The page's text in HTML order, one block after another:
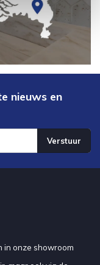
nieuws en
Verstuur
in onze showroom